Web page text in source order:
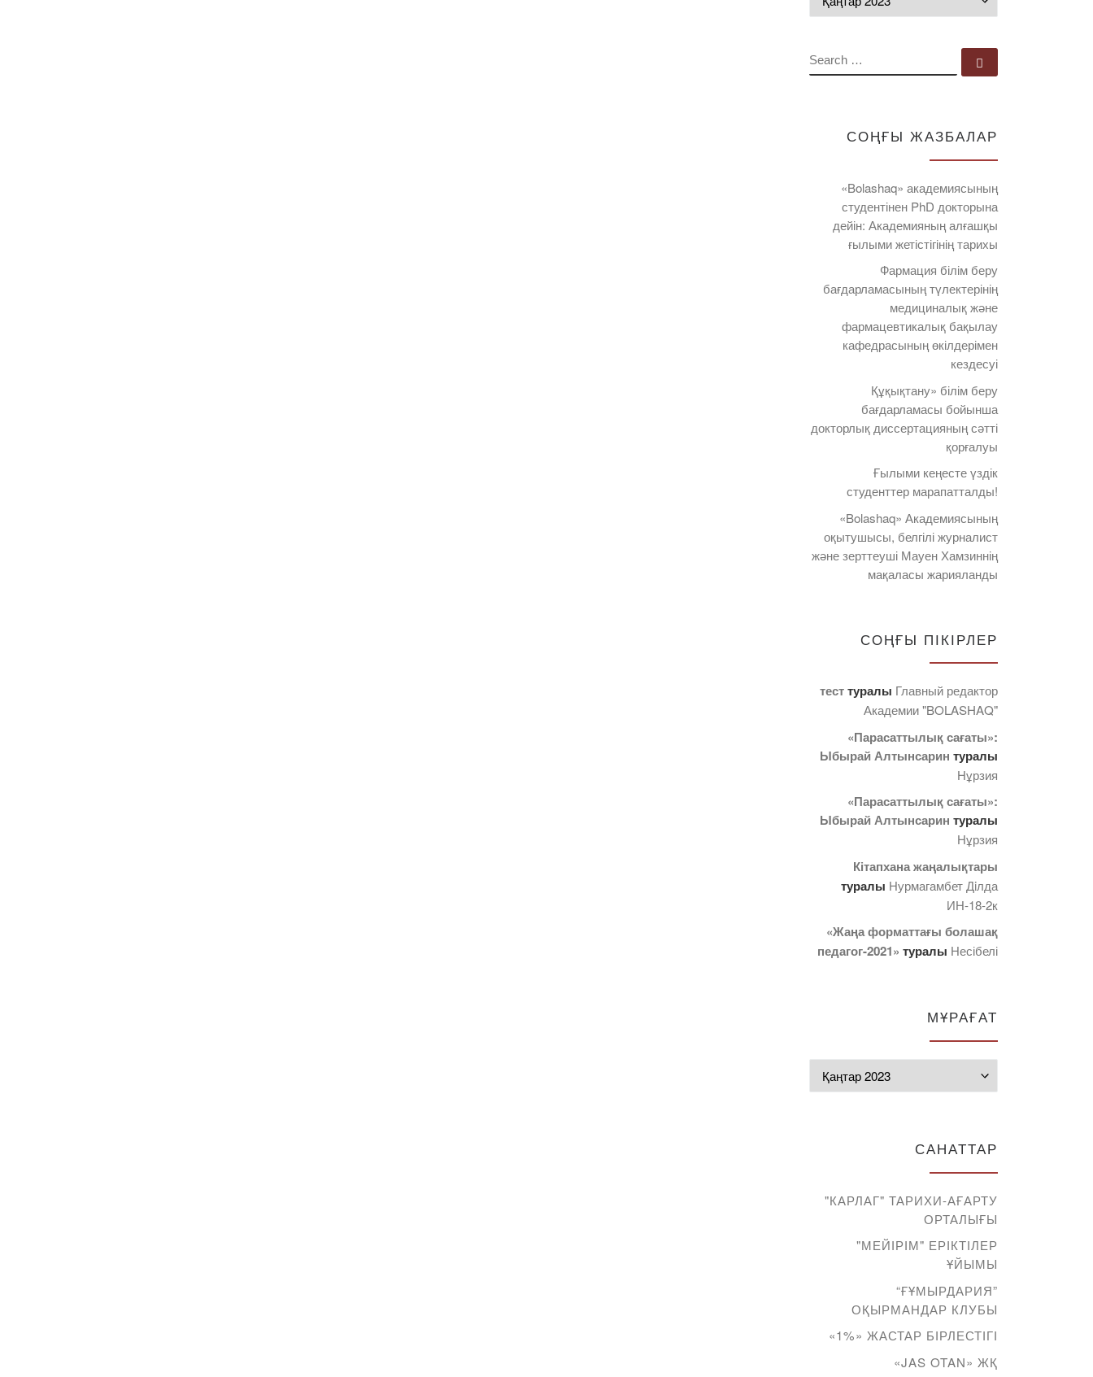
SEARCH
СОҢҒЫ ЖАЗБАЛАР
«Bolashaq» академиясының
студентінен PhD докторына
дейін: Академияның алғашқы
ғылыми жетістігінің тарихы
Фармация білім беру
бағдарламасының түлектерінің
медициналық және
фармацевтикалық бақылау
кафедрасының өкілдерімен
кездесуі
Құқықтану» білім беру
бағдарламасы бойынша
докторлық диссертацияның сәтті
қорғалуы
Ғылыми кеңесте үздік
студенттер марапатталды!
«Bolashaq» Академиясының
оқытушысы, белгілі журналист
және зерттеуші Мауен Хамзиннің
мақаласы жарияланды
СОҢҒЫ ПІКІРЛЕР
тесттуралы Главный редактор
Академии "BOLASHAQ"
«Парасаттылық сағаты»:
Ыбырай Алтынсарин туралы
Нұрзия
«Парасаттылық сағаты»:
Ыбырай Алтынсарин туралы
Нұрзия
Кітапхана жаңалықтары
туралы Нурмагамбет Дiлда
ИН-18-2к
«Жаңа форматтағы болашақ
педагог-2021» туралы Несібелі
МҰРАҒАТ
САНАТТАР
"КАРЛАГ" ТАРИХИ-АҒАРТУ
ОРТАЛЫҒЫ
"МЕЙІРІМ" ЕРІКТІЛЕР
ҰЙЫМЫ
“ҒҰМЫРДАРИЯ”
ОҚЫРМАНДАР КЛУБЫ
«1%» ЖАСТАР БІРЛЕСТІГІ
«JAS OTAN» ЖҚ